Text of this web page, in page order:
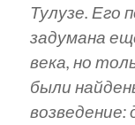
Тулузе. Его
задумана
века, но
были
возведение: